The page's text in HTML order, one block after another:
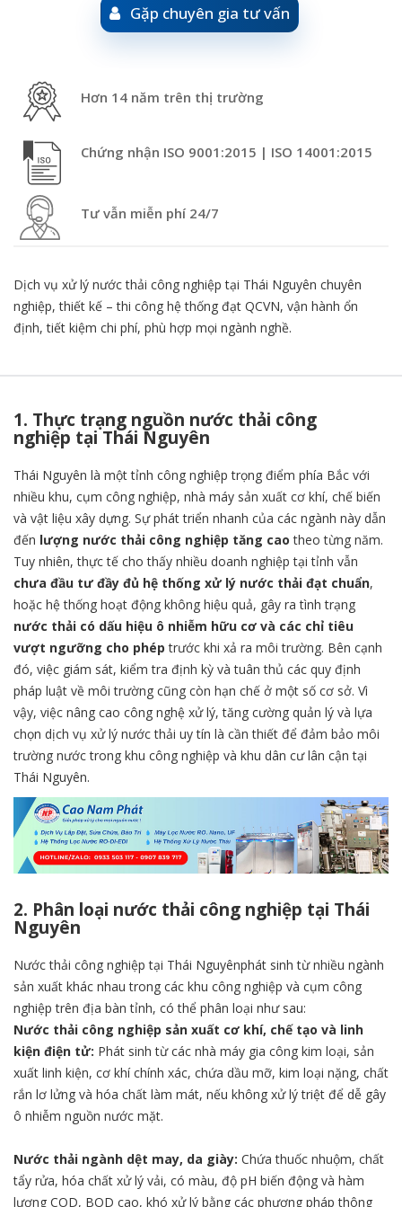
Gặp chuyên gia tư vấn
Hơn 14 năm trên thị trường
Chứng nhận ISO 9001:2015 | ISO 14001:2015
Tư vẫn miễn phí 24/7
Dịch vụ xử lý nước thải công nghiệp tại Thái Nguyên chuyên
nghiệp, thiết kế – thi công hệ thống đạt QCVN, vận hành ổn
định, tiết kiệm chi phí, phù hợp mọi ngành nghề.
1. Thực trạng nguồn nước thải công
nghiệp tại Thái Nguyên
Thái Nguyên là một tỉnh công nghiệp trọng điểm phía Bắc với
nhiều khu, cụm công nghiệp, nhà máy sản xuất cơ khí, chế biến
và vật liệu xây dựng. Sự phát triển nhanh của các ngành này dẫn
đến lượng nước thải công nghiệp tăng cao theo từng năm.
Tuy nhiên, thực tế cho thấy nhiều doanh nghiệp tại tỉnh vẫn
chưa đầu tư đầy đủ hệ thống xử lý nước thải đạt chuẩn,
hoặc hệ thống hoạt động không hiệu quả, gây ra tình trạng
nước thải có dấu hiệu ô nhiễm hữu cơ và các chỉ tiêu
vượt ngưỡng cho phép trước khi xả ra môi trường. Bên cạnh
đó, việc giám sát, kiểm tra định kỳ và tuân thủ các quy định
pháp luật về môi trường cũng còn hạn chế ở một số cơ sở. Vì
vậy, việc nâng cao công nghệ xử lý, tăng cường quản lý và lựa
chọn dịch vụ xử lý nước thải uy tín là cần thiết để đảm bảo môi
trường nước trong khu công nghiệp và khu dân cư lân cận tại
Thái Nguyên.
2. Phân loại nước thải công nghiệp tại Thái
Nguyên
Nước thải công nghiệp tại Thái Nguyênphát sinh từ nhiều ngành
sản xuất khác nhau trong các khu công nghiệp và cụm công
nghiệp trên địa bàn tỉnh, có thể phân loại như sau:
Nước thải công nghiệp sản xuất cơ khí, chế tạo và linh
kiện điện tử: Phát sinh từ các nhà máy gia công kim loại, sản
xuất linh kiện, cơ khí chính xác, chứa dầu mỡ, kim loại nặng, chất
rắn lơ lửng và hóa chất làm mát, nếu không xử lý triệt để dễ gây
ô nhiễm nguồn nước mặt.
Nước thải ngành dệt may, da giày: Chứa thuốc nhuộm, chất
tẩy rửa, hóa chất xử lý vải, có màu, độ pH biến động và hàm
lượng COD, BOD cao, khó xử lý bằng các phương pháp thông